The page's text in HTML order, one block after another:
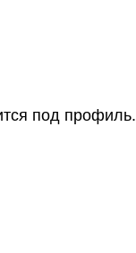
под профиль.